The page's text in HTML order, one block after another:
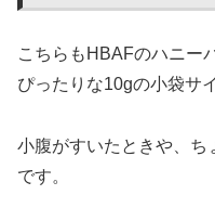
こちらもHBAFのハニー
ぴったりな10gの小袋サ
小腹がすいたときや、ち
です。